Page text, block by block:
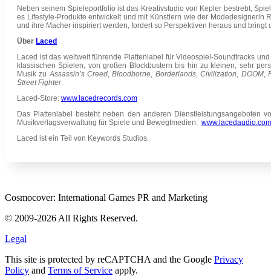
Neben seinem Spieleportfolio ist das Kreativstudio von Kepler bestrebt,
es Lifestyle-Produkte entwickelt und mit Künstlern wie der
und ihre Macher inspiriert werden, fordert so Perspektiven heraus und bringt
Über Laced
Laced ist das weltweit führende Plattenlabel für Videospiel-Soundtracks
klassischen Spielen, von großen Blockbustern bis hin zu kleinen, sehr
Musik zu Assassin’s Creed ,Bloodborne Borderlands,Civilization DOOM,
Street Fighter.
Laced-Store: www.lacedrecords.com
Das Plattenlabel besteht neben den anderen Dienstleistungsangeboten
Musikverlagsverwaltung für Spiele und Bewegtmedien: www.lacedaudio.com
Laced ist ein Teil von Keywords Studios.
Cosmocover: International Games PR and Marketing
© 2009-2026 All Rights Reserved.
Legal
This site is protected by reCAPTCHA and the Google Privacy
Policy and Terms of Service apply.